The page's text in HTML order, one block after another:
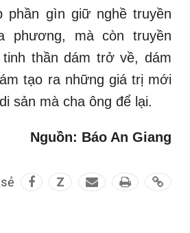
phần gìn giữ nghề truyền
phương, mà còn truyền
thần dám trở về, dám
tạo ra những giá trị mới
sản mà cha ông để lại.
Nguồn: Báo An Giang
Z